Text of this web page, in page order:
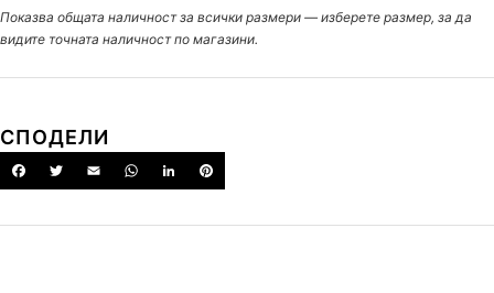
Показва общата наличност за всички размери — изберете размер, за да
видите точната наличност по магазини.
СПОДЕЛИ